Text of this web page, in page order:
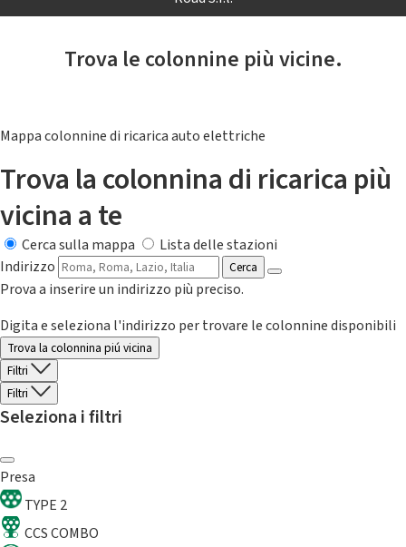
Trova le colonnine più vicine.
Mappa colonnine di ricarica auto elettriche
Trova la colonnina di ricarica più
vicina a te
Cerca sulla mappa
Lista delle stazioni
Indirizzo
Cerca
Prova a inserire un indirizzo più preciso.
Digita e seleziona l'indirizzo per trovare le colonnine disponibili
Trova la colonnina piú vicina
Filtri
Filtri
Seleziona i filtri
Presa
TYPE 2
CCS COMBO